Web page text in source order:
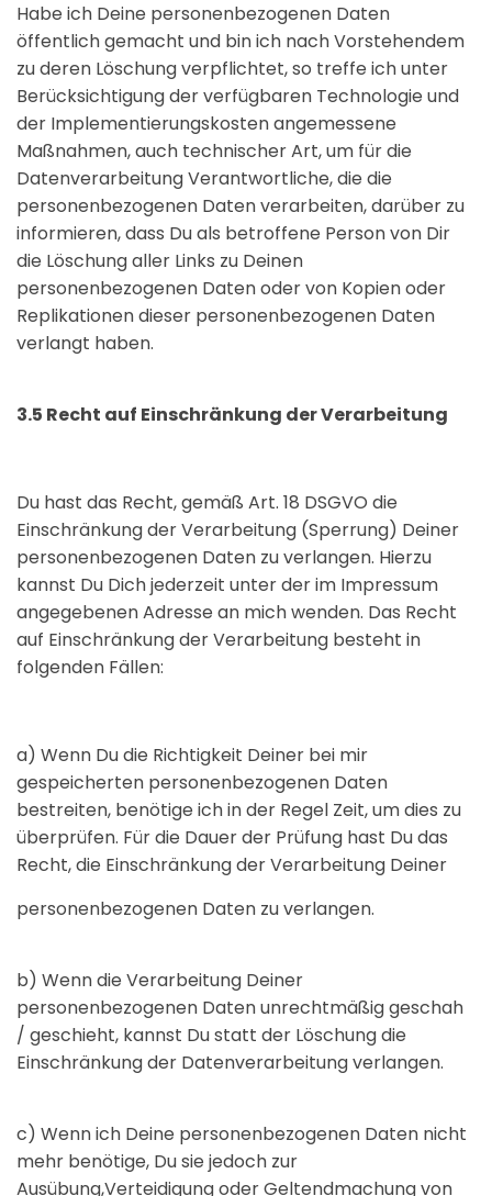
Habe ich Deine personenbezogenen Daten
öffentlich gemacht und bin ich nach Vorstehendem
zu deren Löschung verpflichtet, so treffe ich unter
Berücksichtigung der verfügbaren Technologie und
der Implementierungskosten angemessene
Maßnahmen, auch technischer Art, um für die
Datenverarbeitung Verantwortliche, die die
personenbezogenen Daten verarbeiten, darüber zu
informieren, dass Du als betroffene Person von Dir
die Löschung aller Links zu Deinen
personenbezogenen Daten oder von Kopien oder
Replikationen dieser personenbezogenen Daten
verlangt haben.
3.5 Recht auf Einschränkung der Verarbeitung
Du hast das Recht, gemäß Art. 18 DSGVO die
Einschränkung der Verarbeitung (Sperrung) Deiner
personenbezogenen Daten zu verlangen. Hierzu
kannst Du Dich jederzeit unter der im Impressum
angegebenen Adresse an mich wenden. Das Recht
auf Einschränkung der Verarbeitung besteht in
folgenden Fällen:
a) Wenn Du die Richtigkeit Deiner bei mir
gespeicherten personenbezogenen Daten
bestreiten, benötige ich in der Regel Zeit, um dies zu
überprüfen. Für die Dauer der Prüfung hast Du das
Recht, die Einschränkung der Verarbeitung Deiner
personenbezogenen Daten zu verlangen.
b) Wenn die Verarbeitung Deiner
personenbezogenen Daten unrechtmäßig geschah
/ geschieht, kannst Du statt der Löschung die
Einschränkung der Datenverarbeitung verlangen.
c) Wenn ich Deine personenbezogenen Daten nicht
mehr benötige, Du sie jedoch zur
Ausübung,Verteidigung oder Geltendmachung von